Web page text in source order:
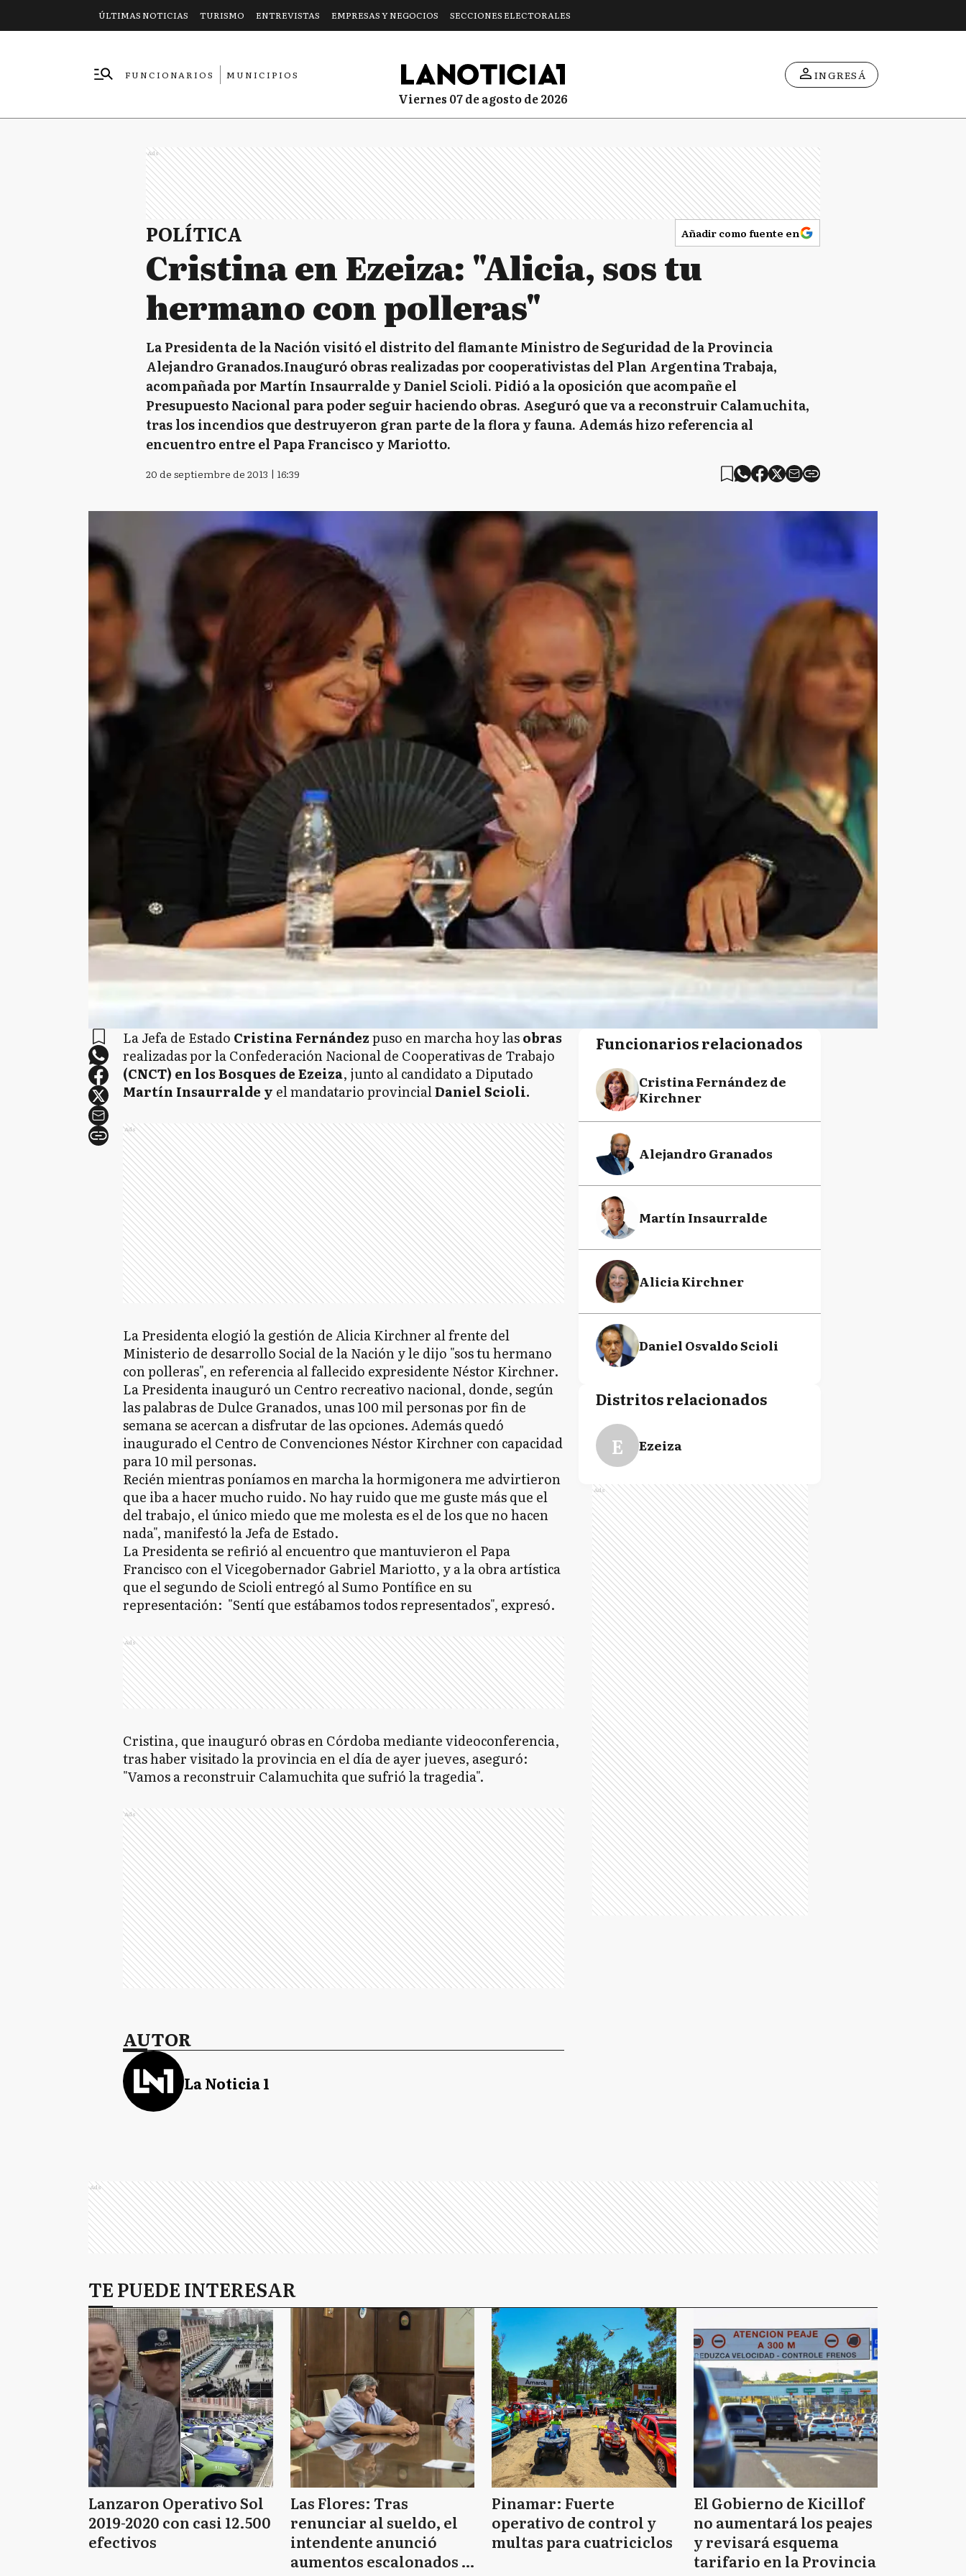
ÚLTIMAS NOTICIAS TURISMO ENTREVISTAS EMPRESAS Y NEGOCIOS SECCIONES ELECTORALES
FUNCIONARIOS
MUNICIPIOS
viernes 07 de agosto de 2026
INGRESÁ
Ads
POLÍTICA Añadir como fuente en
Cristina en Ezeiza: "Alicia, sos tu
hermano con polleras"
La Presidenta de la Nación visitó el distrito del flamante Ministro de Seguridad de la Provincia
Alejandro Granados.Inauguró obras realizadas por cooperativistas del Plan Argentina Trabaja,
acompañada por Martín Insaurralde y Daniel Scioli. Pidió a la oposición que acompañe el
Presupuesto Nacional para poder seguir haciendo obras. Aseguró que va a reconstruir Calamuchita,
tras los incendios que destruyeron gran parte de la flora y fauna. Además hizo referencia al
encuentro entre el Papa Francisco y Mariotto.
20 de septiembre de 2013 | 16:39
La Jefa de Estado Cristina Fernándezpuso en marcha hoy lasobras
realizadas por la Confederación Nacional de Cooperativas de Trabajo
(CNCT) en los Bosques de Ezeiza, junto al candidato a Diputado
Martín Insaurralde y el mandatario provincialDaniel Scioli.
Ads
La Presidenta elogió la gestión de Alicia Kirchner al frente del
Ministerio de desarrollo Social de la Nación y le dijo "sos tu hermano
con polleras", en referencia al fallecido expresidente Néstor Kirchner.
La Presidenta inauguró un Centro recreativo nacional, donde, según
las palabras de Dulce Granados, unas 100 mil personas por fin de
semana se acercan a disfrutar de las opciones. Además quedó
inaugurado el Centro de Convenciones Néstor Kirchner con capacidad
para 10 mil personas.
Recién mientras poníamos en marcha la hormigonera me advirtieron
que iba a hacer mucho ruido. No hay ruido que me guste más que el
del trabajo, el único miedo que me molesta es el de los que no hacen
nada", manifestó la Jefa de Estado.
La Presidenta se refirió al encuentro que mantuvieron el Papa
Francisco con el Vicegobernador Gabriel Mariotto, y a la obra artística
que el segundo de Scioli entregó al Sumo Pontífice en su
representación: "Sentí que estábamos todos representados", expresó.
Ads
Cristina, que inauguró obras en Córdoba mediante videoconferencia,
tras haber visitado la provincia en el día de ayer jueves, aseguró:
"Vamos a reconstruir Calamuchita que sufrió la tragedia".
Ads
AUTOR
La Noticia 1
Funcionarios relacionados
Cristina Fernández de
Kirchner
Alejandro Granados
Martín Insaurralde
Alicia Kirchner
Daniel Osvaldo Scioli
Distritos relacionados
E Ezeiza
Ads
Ads
TE PUEDE INTERESAR
Lanzaron Operativo Sol
2019-2020 con casi 12.500
efectivos
Las Flores: Tras
renunciar al sueldo, el
intendente anunció
aumentos escalonados y
Pinamar: Fuerte
operativo de control y
multas para cuatriciclos
El Gobierno de Kicillof
no aumentará los peajes
y revisará esquema
tarifario en la Provincia